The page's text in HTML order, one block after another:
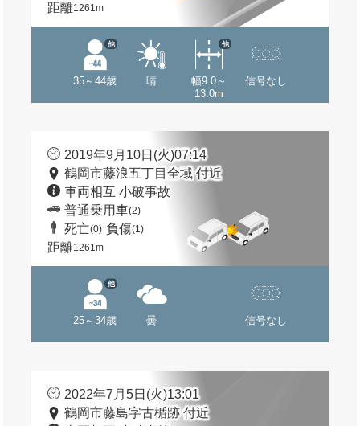
距離1261m
35～44歳
他
晴
幅9.0～
13.0m
他
信号なし
2019年9月10日(火)07:14
鶴岡市藤浪五丁目全域 付近
車両相互 小破事故
普通乗用車(2)
死亡(0) 負傷(1)
距離1261m
25～34歳
他
曇 信号なし
2022年7月5日(火)13:01
鶴岡市藤島字古楯跡 付近